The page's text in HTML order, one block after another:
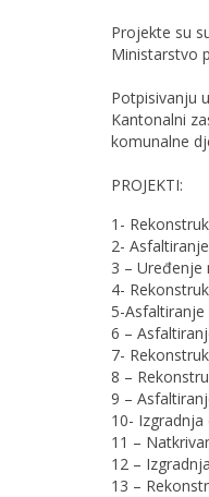
Projekte su
Ministarstvo
Potpisivanju
Kantonalni
komunalne
PROJEKTI:
1-
2-
3 – Uređenje
4-
5-
6 –
7-
8 –
9 –
10-
11 –
12 –
13 –